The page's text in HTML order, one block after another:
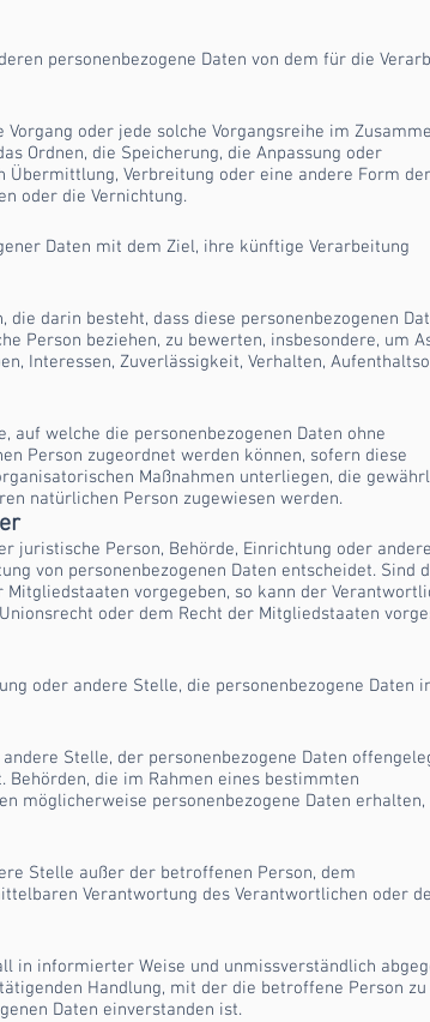
personenbezogene Daten von dem für die
oder jede solche Vorgangsreihe im
Ordnen, die Speicherung, die Anpassung oder
Übermittlung, Verbreitung oder eine andere Form der
oder die Vernichtung.
Daten mit dem Ziel, ihre künftige Verarbeitung
darin besteht, dass diese personenbezogenen
Person beziehen, zu bewerten, insbesondere, um
Interessen, Zuverlässigkeit, Verhalten,
auf welche die personenbezogenen Daten ohne
Person zugeordnet werden können, sofern diese
Maßnahmen unterliegen, die
natürlichen Person zugewiesen werden.
Person, Behörde, Einrichtung oder
von personenbezogenen Daten entscheidet. Sind
vorgegeben, so kann der
oder dem Recht der Mitgliedstaaten
oder andere Stelle, die personenbezogene Daten
Stelle, der personenbezogene Daten
die im Rahmen eines bestimmten
möglicherweise personenbezogene Daten erhalten,
Stelle außer der betroffenen Person, dem
Verantwortung des Verantwortlichen oder
informierter Weise und unmissverständlich
Handlung, mit der die betroffene Person zu
Daten einverstanden ist.